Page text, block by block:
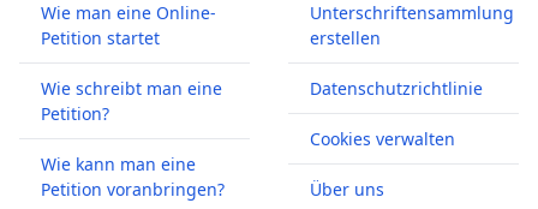
Wie man eine Online-
Petition startet
Wie schreibt man eine
Petition?
Wie kann man eine
Petition voranbringen?
Unterschriftensammlung
erstellen
Datenschutzrichtlinie
Cookies verwalten
Über uns